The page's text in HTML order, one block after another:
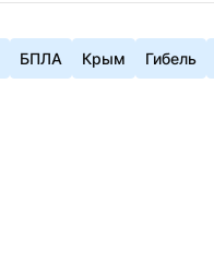
БПЛА Крым Гибель